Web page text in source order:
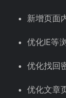
新增页面
优化IE等
优化找回
优化文章